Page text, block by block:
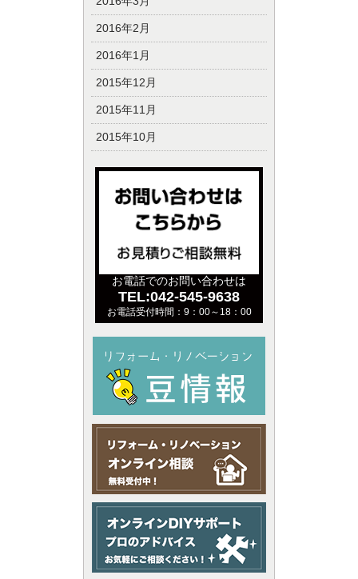
2016年2月
2016年1月
2015年12月
2015年11月
2015年10月
お電話でのお問い合わせは
TEL:042-545-9638
お電話受付時間：9：00～18：00